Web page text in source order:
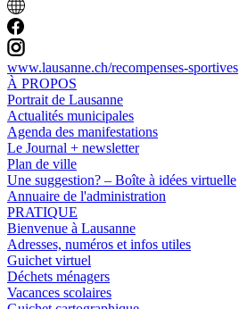
www.lausanne.ch/recompenses-sportives
À PROPOS
Portrait de Lausanne
Actualités municipales
Agenda des manifestations
Le Journal + newsletter
Plan de ville
Une suggestion? – Boîte à idées virtuelle
Annuaire de l'administration
PRATIQUE
Bienvenue à Lausanne
Adresses, numéros et infos utiles
Guichet virtuel
Déchets ménagers
Vacances scolaires